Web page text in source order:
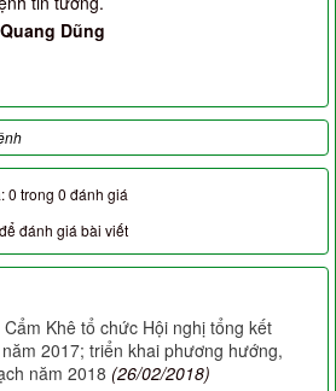
Dũng
0 trong 0 đánh giá
đánh giá bài viết
Khê tổ chức Hội nghị tổng kết
2017; triển khai phương hướng,
năm 2018 (26/02/2018)